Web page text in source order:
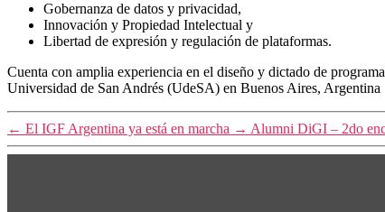
Gobernanza de datos y privacidad,
Innovación y Propiedad Intelectual y
Libertad de expresión y regulación de plataformas.
Cuenta con amplia experiencia en el diseño y dictado de
Universidad de San Andrés (UdeSA) en Buenos Aires, Argentina
← El IGF Argentina ya está en marcha → Alumni DiGI – 2do